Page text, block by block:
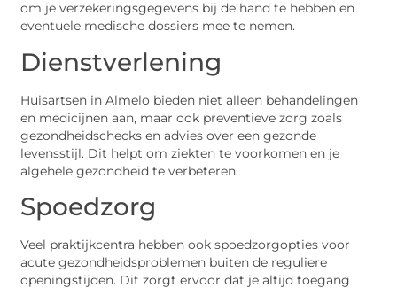
om je verzekeringsgegevens bij de hand te hebben en
eventuele medische dossiers mee te nemen.
Dienstverlening
Huisartsen in Almelo bieden niet alleen behandelingen
en medicijnen aan, maar ook preventieve zorg zoals
gezondheidschecks en advies over een gezonde
levensstijl. Dit helpt om ziekten te voorkomen en je
algehele gezondheid te verbeteren.
Spoedzorg
Veel praktijkcentra hebben ook spoedzorgopties voor
acute gezondheidsproblemen buiten de reguliere
openingstijden. Dit zorgt ervoor dat je altijd toegang